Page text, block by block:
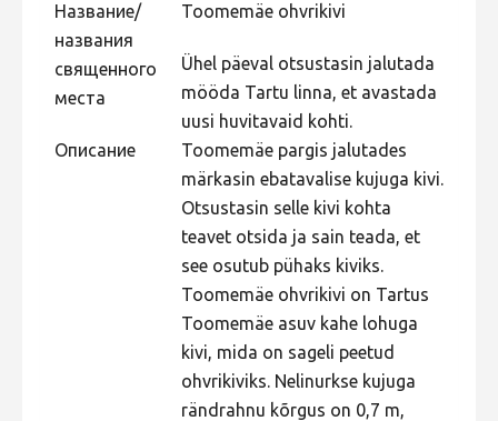
Не учитываются 2023
Фотоконкурс 2022
Фотоконкурс 2021
Фотоконкурс 2020
Фотоконкурс 2019
Фотоконкурс 2018
Название/
названия
священного
места
Toomemäe ohvrikivi
Описание
Ühel päeval otsustasin jalutada
mööda Tartu linna, et avastada
uusi huvitavaid kohti.
Toomemäe pargis jalutades
märkasin ebatavalise kujuga kivi.
Otsustasin selle kivi kohta
teavet otsida ja sain teada, et
see osutub pühaks kiviks.
Toomemäe ohvrikivi on Tartus
Toomemäe asuv kahe lohuga
kivi, mida on sageli peetud
ohvrikiviks. Nelinurkse kujuga
rändrahnu kõrgus on 0,7 m,